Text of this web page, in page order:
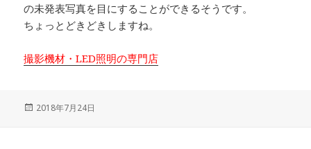
の未発表写真を目にすることができるそうです。
ちょっとどきどきしますね。
撮影機材・LED照明の専門店
投
2018年7月24日